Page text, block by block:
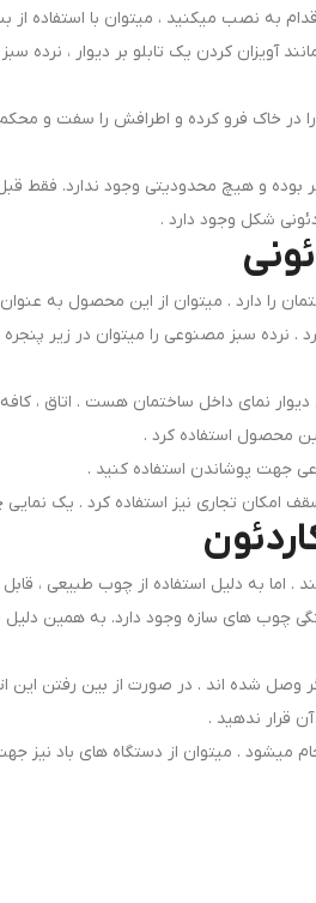
به نصب میکنید ، میتوان با استفاده
کردن یک تابلو بر دیوار ، نرده
را در خاک فرو کرده و اطرافش را سفت و
و هیچ محدودیتی وجود ندارد. فقط قبل
شکل وجود دارد .
را دارد . میتوان از این محصول به
. نرده سبز مصنوعی را میتوان در زیر
نمای داخل ساختمان هست . اتاق ،
محصول استفاده کرد .
جهت پوشاندن استفاده کنید .
تجاری نیز استفاده کرد . یک
به دلیل استفاده از چوب طبیعی ،
های سازه وجود دارد. به همین دلیل
وصل شده اند . در صورت از بین رفتن
قرار ندهید .
میشود . میتوان از دستگاه های باد